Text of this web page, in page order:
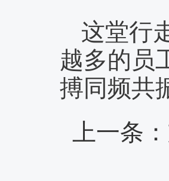
这堂行
越多的员
搏同频共
上一条：